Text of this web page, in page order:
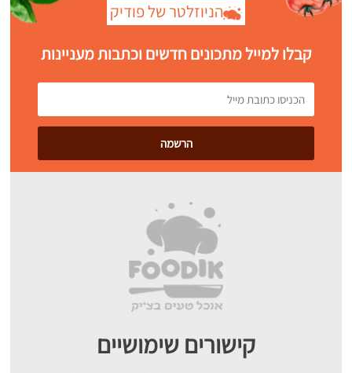
הניוזלטר של פודיק
קבלו למייל מתכונים חדשים וכתבות מעניינות
קישורים שימושיים